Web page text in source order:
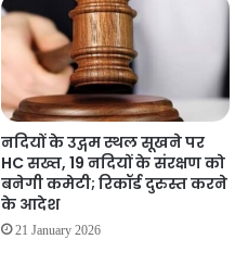
नदियों के उद्गम स्थल सूखने पर
HC सख्त, 19 नदियों के संरक्षण को
बनेगी कमेटी; रिकॉर्ड दुरुस्त करने
के आदेश
21 January 2026